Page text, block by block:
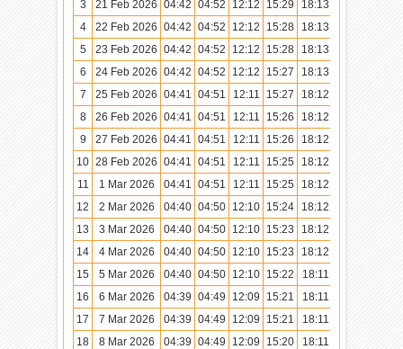
3 21 Feb 2026 04:42 04:52 12:12 15:29 18:13
19:22
4
22 Feb 2026 04:42 04:52 12:12 15:28 18:13
19:22
5
23 Feb 2026 04:42 04:52 12:12 15:28 18:13
19:22
6
24 Feb 2026 04:42 04:52 12:12 15:27 18:13
19:21
7
25 Feb 2026 04:41 04:51 12:11 15:27 18:12
19:21
8
26 Feb 2026 04:41 04:51 12:11 15:26 18:12
19:21
9
27 Feb 2026 04:41 04:51 12:11 15:26 18:12
19:21
10 28 Feb 2026 04:41 04:51 12:11 15:25 18:12
19:21
11
1 Mar 2026 04:41 04:51 12:11 15:25 18:12
19:21
12
2 Mar 2026 04:40 04:50 12:10 15:24 18:12
19:20
13
3 Mar 2026 04:40 04:50 12:10 15:23 18:12
19:20
14
4 Mar 2026 04:40 04:50 12:10 15:23 18:12
19:20
15
5 Mar 2026 04:40 04:50 12:10 15:22 18:11
19:20
16
6 Mar 2026 04:39 04:49 12:09 15:21 18:11
19:20
17
7 Mar 2026 04:39 04:49 12:09 15:21 18:11
19:19
18
8 Mar 2026 04:39 04:49 12:09 15:20 18:11
19:19